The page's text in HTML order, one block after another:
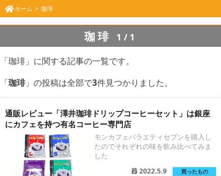
ホーム 珈琲
珈琲 1/1
「珈琲」に関する記事の一覧です。
「珈琲」の投稿は全部で3件見つかりました。
通販レビュー「澤井珈琲ドリップコーヒーセット」は銀座
にカフェを持つ有名コーヒー専門店
モンカフェバラエティセブンを購入し
たのでそれぞれの味を飲み比べてみま
した
2022.5.9
買ったもの